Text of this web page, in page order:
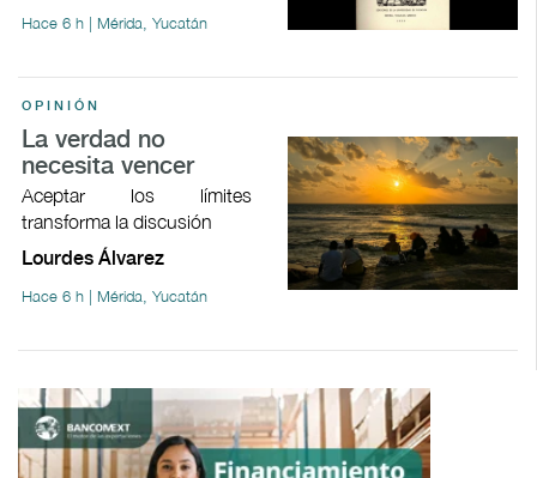
Hace 6 h | Mérida, Yucatán
OPINIÓN
La verdad no
necesita vencer
Aceptar los límites
transforma la discusión
Lourdes Álvarez
Hace 6 h | Mérida, Yucatán